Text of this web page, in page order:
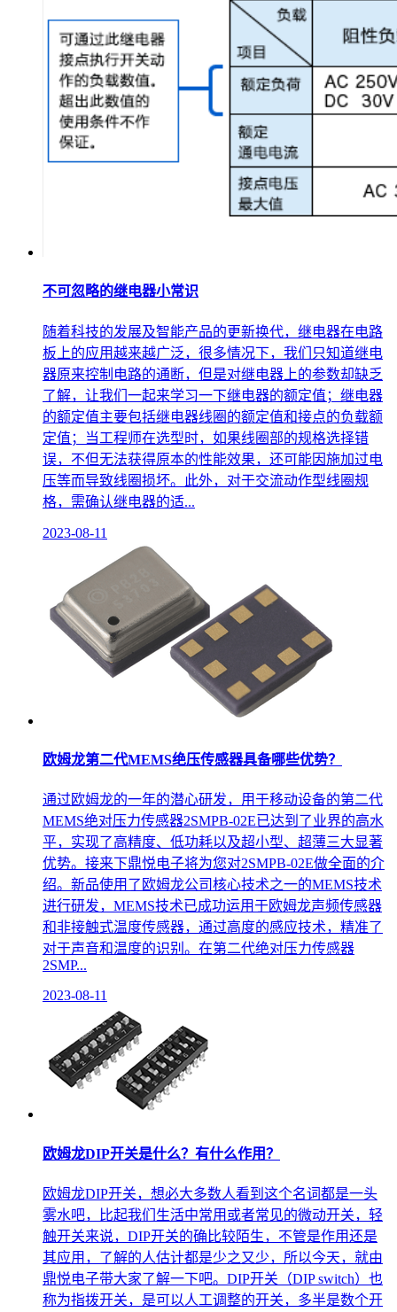
不可忽略的继电器小常识
随着科技的发展及智能产品的更新换代，继电器在电路
板上的应用越来越广泛，很多情况下，我们只知道继电
器原来控制电路的通断，但是对继电器上的参数却缺乏
了解，让我们一起来学习一下继电器的额定值；继电器
的额定值主要包括继电器线圈的额定值和接点的负载额
定值；当工程师在选型时，如果线圈部的规格选择错
误，不但无法获得原本的性能效果，还可能因施加过电
压等而导致线圈损坏。此外，对于交流动作型线圈规
格，需确认继电器的适...
2023-08-11
欧姆龙第二代MEMS绝压传感器具备哪些优势？
通过欧姆龙的一年的潜心研发，用于移动设备的第二代
MEMS绝对压力传感器2SMPB-02E已达到了业界的高水
平，实现了高精度、低功耗以及超小型、超薄三大显著
优势。接来下鼎悦电子将为您对2SMPB-02E做全面的介
绍。新品使用了欧姆龙公司核心技术之一的MEMS技术
进行研发，MEMS技术已成功运用于欧姆龙声频传感器
和非接触式温度传感器，通过高度的感应技术，精准了
对于声音和温度的识别。在第二代绝对压力传感器
2SMP...
2023-08-11
欧姆龙DIP开关是什么？有什么作用？
欧姆龙DIP开关，想必大多数人看到这个名词都是一头
雾水吧，比起我们生活中常用或者常见的微动开关，轻
触开关来说，DIP开关的确比较陌生，不管是作用还是
其应用，了解的人估计都是少之又少，所以今天，就由
鼎悦电子带大家了解一下吧。DIP开关（DIP switch）也
称为指拨开关，是可以人工调整的开关，多半是数个开